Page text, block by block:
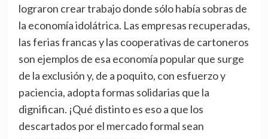
lograron crear trabajo donde sólo había sobras de
la economía idolátrica. Las empresas recuperadas,
las ferias francas y las cooperativas de cartoneros
son ejemplos de esa economía popular que surge
de la exclusión y, de a poquito, con esfuerzo y
paciencia, adopta formas solidarias que la
dignifican. ¡Qué distinto es eso a que los
descartados por el mercado formal sean